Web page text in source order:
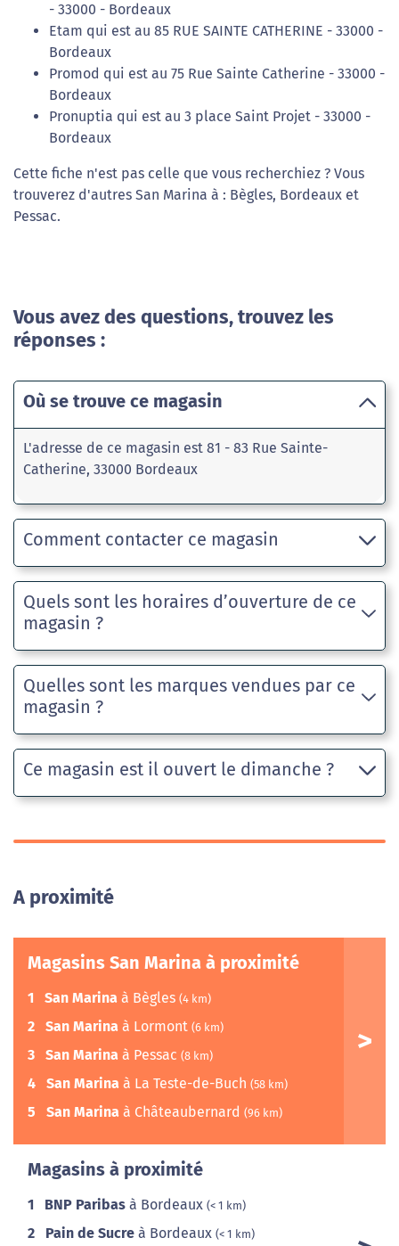
- 33000 - Bordeaux
Etam qui est au 85 RUE SAINTE CATHERINE - 33000 -
Bordeaux
Promod qui est au 75 Rue Sainte Catherine - 33000 -
Bordeaux
Pronuptia qui est au 3 place Saint Projet - 33000 -
Bordeaux
Cette fiche n'est pas celle que vous recherchiez ? Vous
trouverez d'autres San Marina à : Bègles, Bordeaux et
Pessac.
Vous avez des questions, trouvez les
réponses :
Où se trouve ce magasin
L'adresse de ce magasin est 81 - 83 Rue Sainte-
Catherine, 33000 Bordeaux
Comment contacter ce magasin
Quels sont les horaires d’ouverture de ce
magasin ?
Quelles sont les marques vendues par ce
magasin ?
Ce magasin est il ouvert le dimanche ?
A proximité
Magasins San Marina à proximité
1 San Marina à Bègles (4 km)
2 San Marina à Lormont (6 km)
3 San Marina à Pessac (8 km)
4 San Marina à La Teste-de-Buch (58 km)
5 San Marina à Châteaubernard (96 km)
Magasins à proximité
1 BNP Paribas à Bordeaux (< 1 km)
2 Pain de Sucre à Bordeaux (< 1 km)